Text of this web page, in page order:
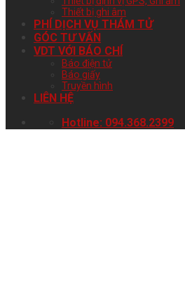
Thiết bị ghi âm
PHÍ DỊCH VỤ THÁM TỬ
GÓC TƯ VẤN
VDT VỚI BÁO CHÍ
Báo điện tử
Báo giấy
Truyền hình
LIÊN HỆ
Hotline: 094.368.2399